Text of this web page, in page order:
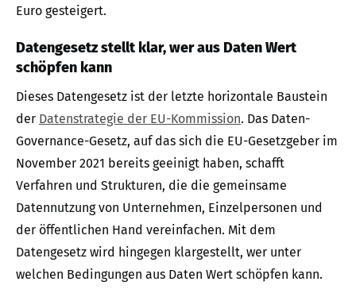
Euro gesteigert.
Datengesetz stellt klar, wer aus Daten Wert
schöpfen kann
Dieses Datengesetz ist der letzte horizontale Baustein
der Datenstrategie der EU-Kommission. Das Daten-
Governance-Gesetz, auf das sich die EU-Gesetzgeber im
November 2021 bereits geeinigt haben, schafft
Verfahren und Strukturen, die die gemeinsame
Datennutzung von Unternehmen, Einzelpersonen und
der öffentlichen Hand vereinfachen. Mit dem
Datengesetz wird hingegen klargestellt, wer unter
welchen Bedingungen aus Daten Wert schöpfen kann.